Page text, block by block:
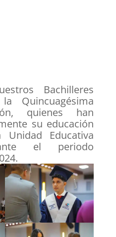
Bachilleres
Quincuagésima
quienes han
su educación
Educativa
el periodo